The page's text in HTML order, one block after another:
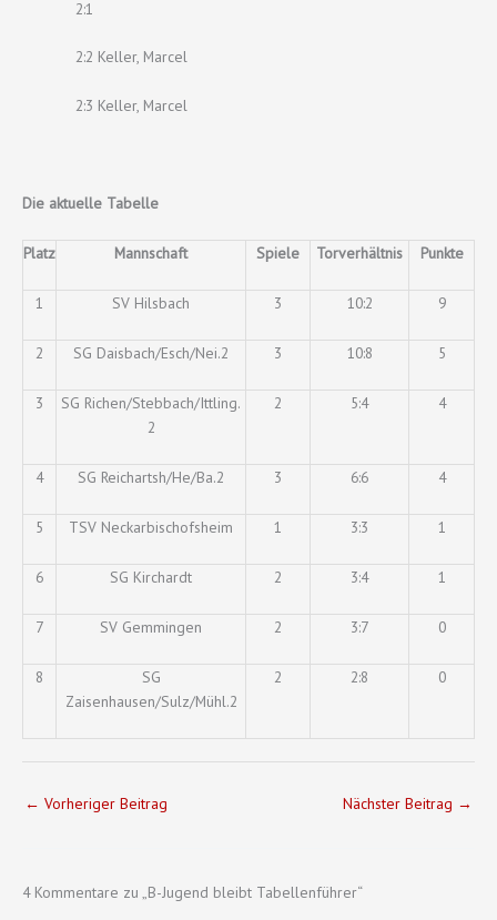
2:1
2:2 Keller, Marcel
2:3 Keller, Marcel
Die aktuelle Tabelle
Platz Mannschaft Spiele Torverhältnis Punkte
1 SV Hilsbach 3 10:2 9
2 SG Daisbach/Esch/Nei.2 3 10:8 5
3
SG Richen/Stebbach/Ittling.
2
2 5:4 4
4 SG Reichartsh/He/Ba.2 3 6:6 4
5 TSV Neckarbischofsheim 1 3:3 1
6 SG Kirchardt 2 3:4 1
7 SV Gemmingen 2 3:7 0
8
SG
Zaisenhausen/Sulz/Mühl.2
2 2:8 0
← Vorheriger Beitrag Nächster Beitrag →
4 Kommentare zu „B-Jugend bleibt Tabellenführer“